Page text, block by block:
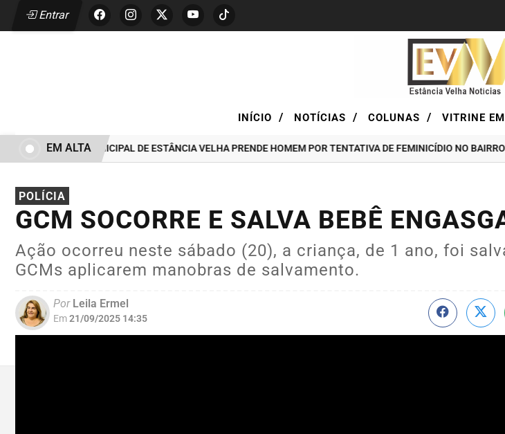
Entrar
INÍCIO / NOTÍCIAS / COLUNAS / VITRINE
CIVIL MUNICIPAL DE ESTÂNCIA VELHA PRENDE HOMEM POR TENTATIVA DE FEMINICÍDIO NO BAIRRO
EM ALTA
POLÍCIA
GCM SOCORRE E SALVA BEBÊ
Ação ocorreu neste sábado (20), a criança, de 1 ano, foi
GCMs aplicarem manobras de salvamento.
PorLeila Ermel
Em21/09/2025 14:35